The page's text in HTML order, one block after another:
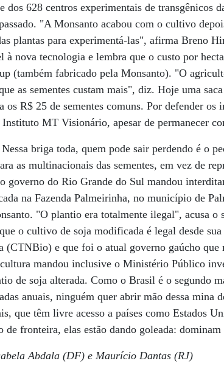
dos 628 centros experimentais de transgênicos
"A Monsanto acabou com o cultivo
plantas para experimentá-las", afirma Breno
à nova tecnologia e lembra que o custo por
(também fabricado pela Monsanto). "O
as sementes custam mais", diz. Hoje uma
os R$ 25 de sementes comuns. Por defender
MT Visionário, apesar de permanecer
briga toda, quem pode sair perdendo é o
as multinacionais das sementes, em vez de
governo do Rio Grande do Sul mandou
na Fazenda Palmeirinha, no município de
"O plantio era totalmente ilegal", acusa
o cultivo de soja modificada é legal desde
(CTNBio) e que foi o atual governo gaúcho que
mandou inclusive o Ministério Público
de soja alterada. Como o Brasil é o segundo
anuais, ninguém quer abrir mão dessa mina
que têm livre acesso a países como Estados
de fronteira, elas estão dando goleada:
Abdala (DF) e Maurício Dantas (RJ)